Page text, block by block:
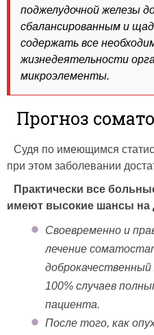
поджелудочной железы
сбалансированным и
содержать все
жизнедеятельности
микроэлементы.
Прогноз
Судя по имеющимся
при этом заболевании
Практически все
имеют высокие шансы на
Своевременно и
лечение
доброкачественный
100% случаев
пациента.
После того, как